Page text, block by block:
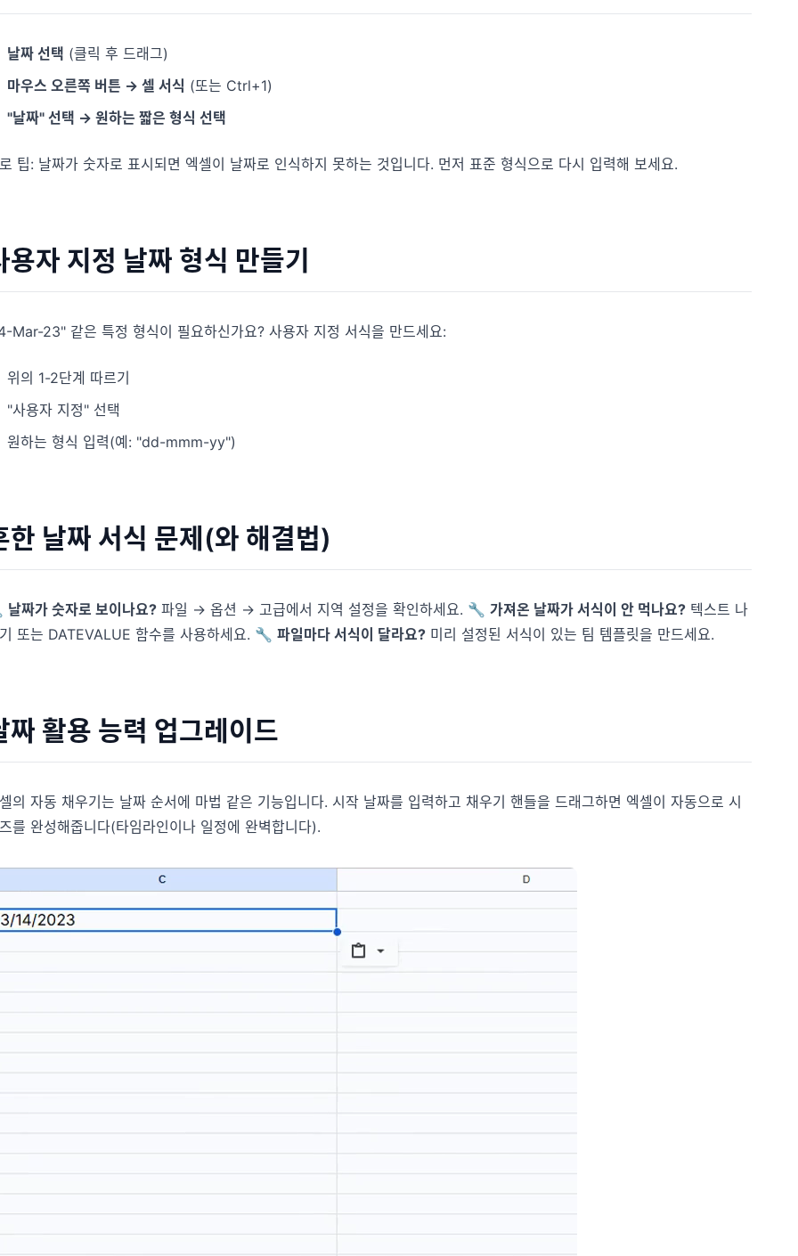
날짜 선택 (클릭 후 드래그)
마우스 오른쪽 버튼 → 셀 서식 (또는 Ctrl+1)
"날짜" 선택 → 원하는 짧은 형식 선택
팁: 날짜가 숫자로 표시되면 엑셀이 날짜로 인식하지 못하는 것입니다. 먼저 표준 형식으로 다시 입력해 보세요.
용자 지정 날짜 형식 만들기
Mar-23" 같은 특정 형식이 필요하신가요? 사용자 지정 서식을 만드세요:
위의 1-2단계 따르기
"사용자 지정" 선택
원하는 형식 입력(예: "dd-mmm-yy")
한 날짜 서식 문제(와 해결법)
날짜가 숫자로 보이나요? 파일 → 옵션 → 고급에서 지역 설정을 확인하세요. 🔧 가져온 날짜가 서식이 안 먹나요? 텍스트 나
또는 DATEVALUE 함수를 사용하세요. 🔧 파일마다 서식이 달라요? 미리 설정된 서식이 있는 팀 템플릿을 만드세요.
짜 활용 능력 업그레이드
의 자동 채우기는 날짜 순서에 마법 같은 기능입니다. 시작 날짜를 입력하고 채우기 핸들을 드래그하면 엑셀이 자동으로 시
를 완성해줍니다(타임라인이나 일정에 완벽합니다).